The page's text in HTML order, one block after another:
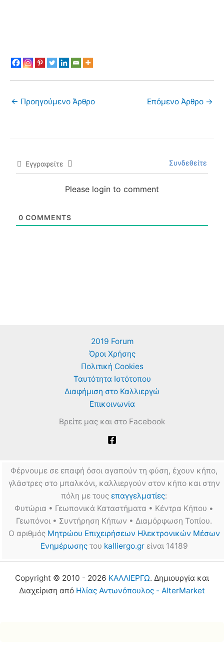
← Προηγούμενο Άρθρο Επόμενο Άρθρο →
Εγγραφείτε Συνδεθείτε
Please login to comment
0 COMMENTS
2019 Forum
Όροι Χρήσης
Πολιτική Cookies
Ταυτότητα Ιστότοπου
Διαφήμιση στο Καλλιεργώ
Επικοινωνία
Βρείτε μας και στο Facebook
Φέρνουμε σε επαφή όσοι αγαπούν τη φύση, έχουν κήπο,
γλάστρες στο μπαλκόνι, καλλιεργούν στον κήπο και στην
πόλη με τους επαγγελματίες:
Φυτώρια • Γεωπονικά Καταστήματα • Κέντρα Κήπου •
Γεωπόνοι • Συντήρηση Κήπων • Διαμόρφωση Τοπίου.
Ο αριθμός Μητρώου Επιχειρήσεων Ηλεκτρονικών Μέσων
Ενημέρωσηςτου kalliergo.grείναι 14189
Copyright © 2010 - 2026 ΚΑΛΛΙΕΡΓΩ. Δημιουργία και
Διαχείριση από Ηλίας Αντωνόπουλος - AlterMarket